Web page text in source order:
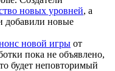
новых уровней, а
добавили новые
новой игры от
пока не объявлено,
будет неповторимый